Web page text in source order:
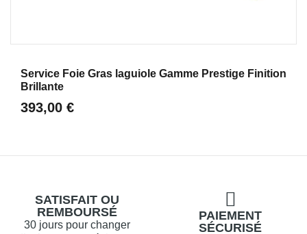
Service Foie Gras laguiole Gamme Prestige Finition
Brillante
393,00 €
SATISFAIT OU
REMBOURSÉ
30 jours pour changer
PAIEMENT
SÉCURISÉ